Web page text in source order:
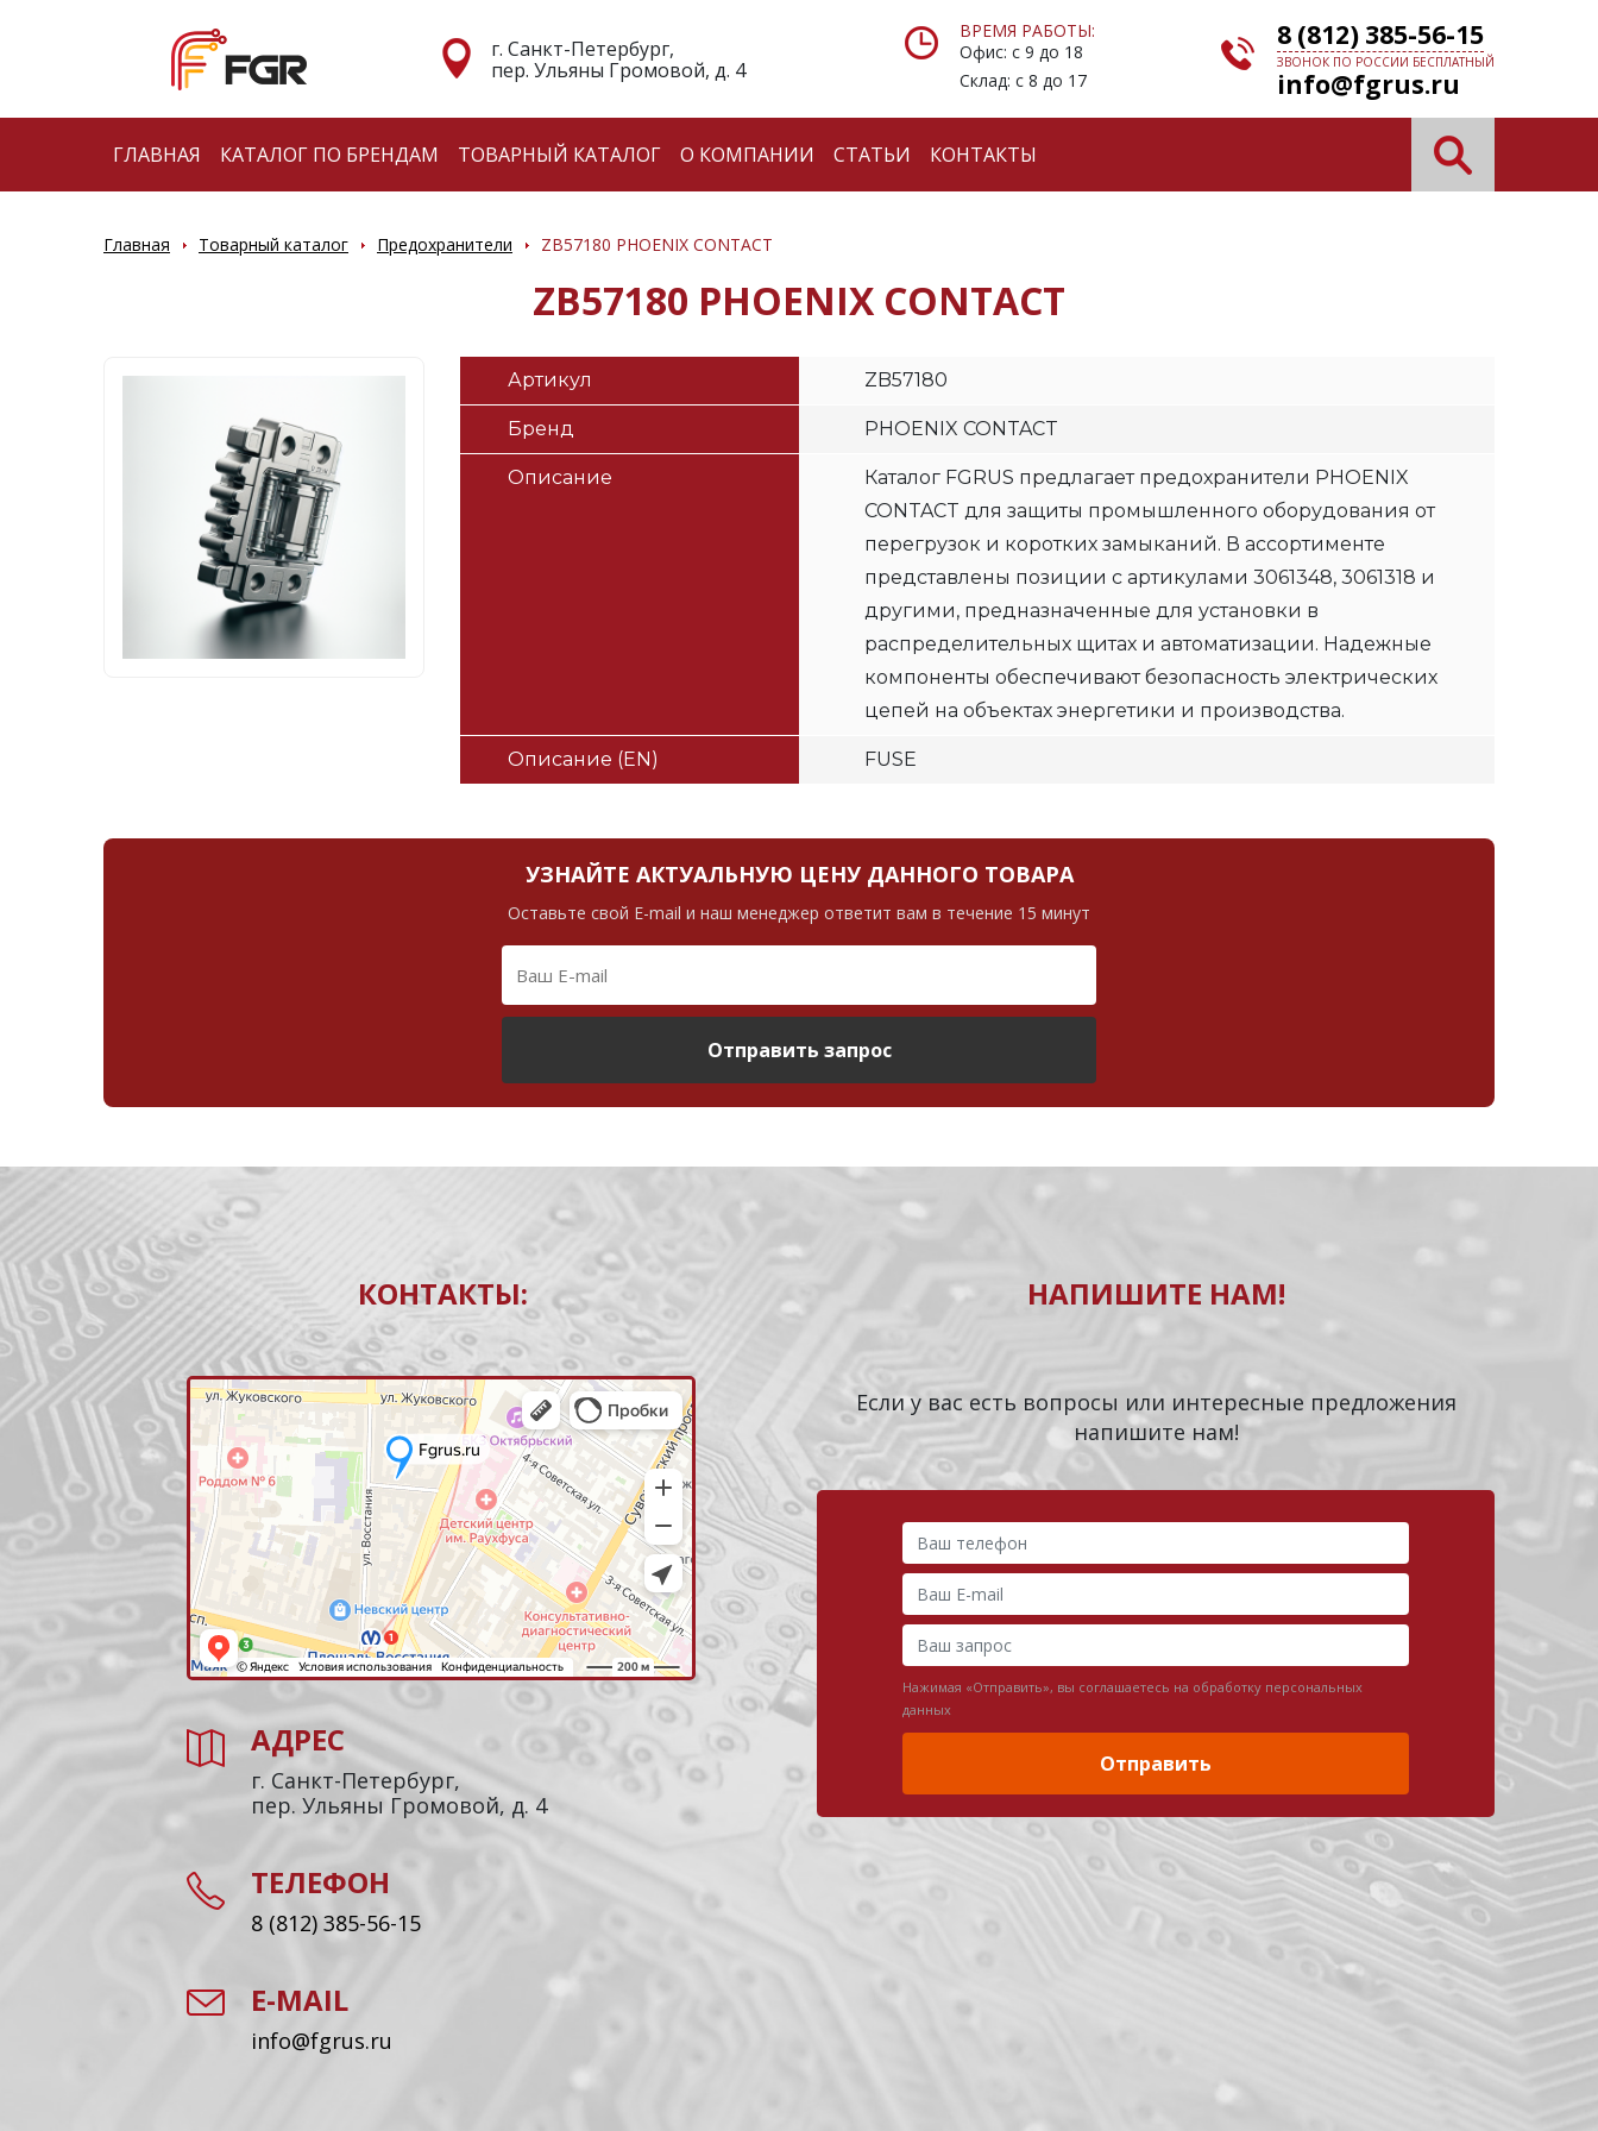
г. Санкт-Петербург,
пер. Ульяны Громовой, д. 4
ВРЕМЯ РАБОТЫ:
Офис: с 9 до 18
Склад: с 8 до 17
8 (812) 385-56-15
ЗВОНОК ПО РОССИИ БЕСПЛАТНЫЙ
info@fgrus.ru
ГЛАВНАЯ КАТАЛОГ ПО БРЕНДАМ ТОВАРНЫЙ КАТАЛОГ О КОМПАНИИ СТАТЬИ КОНТАКТЫ
Главная Товарный каталог Предохранители ZB57180 PHOENIX CONTACT
ZB57180 PHOENIX CONTACT
Артикул ZB57180
Бренд PHOENIX CONTACT
Описание
Каталог FGRUS предлагает предохранители PHOENIX
CONTACT для защиты промышленного оборудования от
перегрузок и коротких замыканий. В ассортименте
представлены позиции с артикулами 3061348, 3061318 и
другими, предназначенные для установки в
распределительных щитах и автоматизации. Надежные
компоненты обеспечивают безопасность электрических
цепей на объектах энергетики и производства.
Описание (EN) FUSE
УЗНАЙТЕ АКТУАЛЬНУЮ ЦЕНУ ДАННОГО ТОВАРА
Оставьте свой E-mail и наш менеджер ответит вам в течение 15 минут
Отправить запрос
КОНТАКТЫ:
АДРЕС
г. Санкт-Петербург,
пер. Ульяны Громовой, д. 4
ТЕЛЕФОН
8 (812) 385-56-15
E-MAIL
info@fgrus.ru
НАПИШИТЕ НАМ!
Если у вас есть вопросы или интересные предложения
напишите нам!
Нажимая «Отправить», вы соглашаетесь на обработку персональных
данных
Отправить